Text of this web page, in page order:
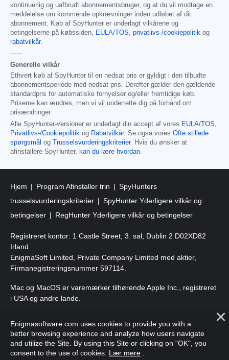
kontinuerlig og uafbrudt abonnementsbruger, og at du vil modtage en
meddelelse om kommende opkrævninger inden udløbet af dit
abonnement. Køb af SpyHunter er underlagt vilkårene og
betingelserne på købssiden, EULA/TOS, privatlivs-/cookiepolitik og
rabatvilkår.
------
Generelle vilkår
Ethvert køb af SpyHunter til en nedsat pris er gyldigt i den tilbudte
abonnementsperiode med nedsat pris. Derefter gælder den gældende
standardpris for automatiske fornyelser og/eller fremtidige køb.
Priserne kan ændres, men vi vil underrette dig på forhånd om
prisændringer.
Alle SpyHunter-versioner er underlagt din accept af vores EULA/TOS,
Privatlivs-/Cookiepolitik og Rabatvilkår. Se også vores Ofte stillede
spørgsmål og Trusselsvurderingskriterier. Hvis du ønsker at
afinstallere SpyHunter, kan du lære hvordan.
Hjem Program Afinstaller trin
SpyHunters
trusselsvurderingskriterier
SpyHunter Yderligere vilkår og
betingelser
RegHunter Yderligere vilkår og betingelser
Registreret kontor: 1 Castle Street, 3. sal, Dublin 2 D02XD82
Irland.
EnigmaSoft Limited, Private Company Limited med aktier,
Firmanegistreringsnummer 597114.
Mac og MacOS er varemærker tilhørende Apple Inc., registreret
i USA og andre lande.
forbeholdes.
Enigmasoftware.com uses cookies to provide you with a
better browsing experience and analyze how users navigate
and utilize the Site. By using this Site or clicking on "OK", you
consent to the use of cookies. Lær mere